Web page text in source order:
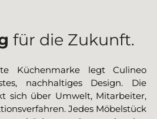
für die Zukunft.
Küchenmarke legt Culineo
nachhaltiges Design. Die
sich über Umwelt, Mitarbeiter,
Jedes Möbelstück